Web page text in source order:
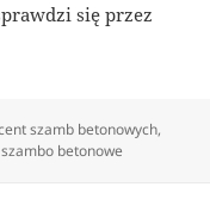
się przez
szamb betonowych,
szambo betonowe